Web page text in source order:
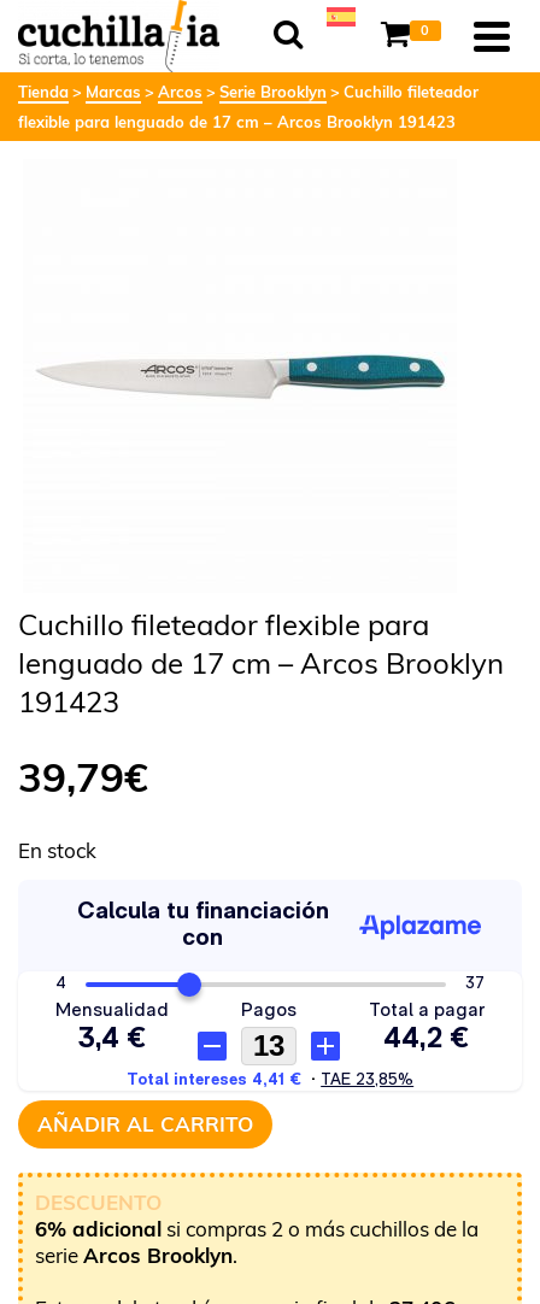
0
Tienda Marcas Arcos Serie Brooklyn
Cuchillo fileteador
flexible para lenguado de 17 cm – Arcos Brooklyn 191423
Cuchillo fileteador flexible para
lenguado de 17 cm – Arcos Brooklyn
191423
39,79€
En stock
AÑADIR AL CARRITO
DESCUENTO
6% adicional si compras 2 o más cuchillos de la
serieArcos Brooklyn.